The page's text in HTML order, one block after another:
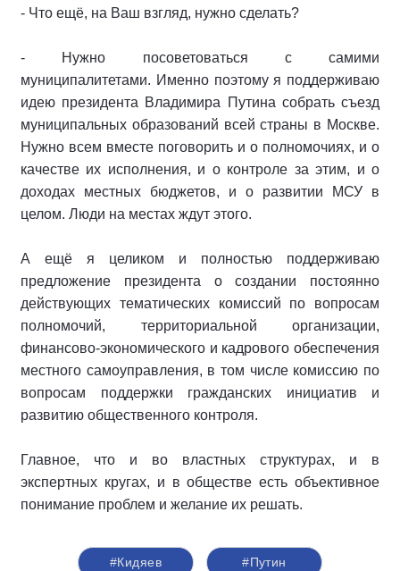
- Что ещё, на Ваш взгляд, нужно сделать?
- Нужно посоветоваться с самими
муниципалитетами. Именно поэтому я поддерживаю
идею президента Владимира Путина собрать съезд
муниципальных образований всей страны в Москве.
Нужно всем вместе поговорить и о полномочиях, и о
качестве их исполнения, и о контроле за этим, и о
доходах местных бюджетов, и о развитии МСУ в
целом. Люди на местах ждут этого.
А ещё я целиком и полностью поддерживаю
предложение президента о создании постоянно
действующих тематических комиссий по вопросам
полномочий, территориальной организации,
финансово-экономического и кадрового обеспечения
местного самоуправления, в том числе комиссию по
вопросам поддержки гражданских инициатив и
развитию общественного контроля.
Главное, что и во властных структурах, и в
экспертных кругах, и в обществе есть объективное
понимание проблем и желание их решать.
#Кидяев #Путин